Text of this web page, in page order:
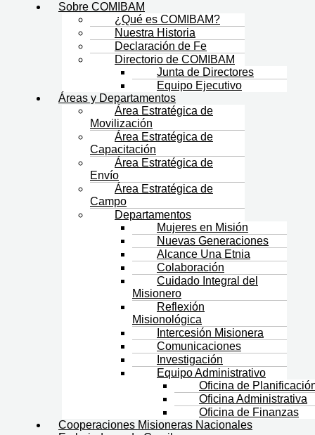
Sobre COMIBAM
¿Qué es COMIBAM?
Nuestra Historia
Declaración de Fe
Directorio de COMIBAM
Junta de Directores
Equipo Ejecutivo
Áreas y Departamentos
Área Estratégica de
Movilización
Área Estratégica de
Capacitación
Área Estratégica de
Envío
Área Estratégica de
Campo
Departamentos
Mujeres en Misión
Nuevas Generaciones
Alcance Una Etnia
Colaboración
Cuidado Integral del
Misionero
Reflexión
Misionológica
Intercesión Misionera
Comunicaciones
Investigación
Equipo Administrativo
Oficina de
Oficina Administrativa
Oficina de Finanzas
Cooperaciones Misioneras Nacionales